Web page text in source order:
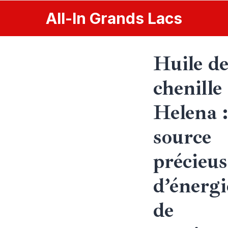
All-In Grands Lacs
Huile
chenille
Helena
source
de